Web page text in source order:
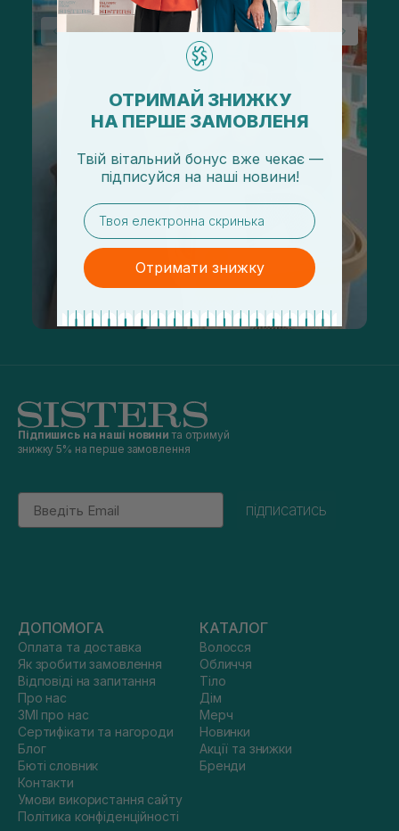
Підпишись на наші новини та отримуй
знижку 5% на перше замовлення
Email
підписатись
ДОПОМОГА
Оплата та доставка
Як зробити замовлення
Відповіді на запитання
Про нас
ЗМІ про нас
Сертифікати та нагороди
Блог
Бюті словник
Контакти
Умови використання сайту
Політика конфіденційності
КАТАЛОГ
Волосся
Обличчя
Тіло
Дім
Мерч
Новинки
Акції та знижки
Бренди
ОТРИМАЙ ЗНИЖКУ
НА ПЕРШЕ ЗАМОВЛЕНЯ
Твій вітальний бонус вже чекає —
підписуйся на наші новини!
email
Отримати знижку